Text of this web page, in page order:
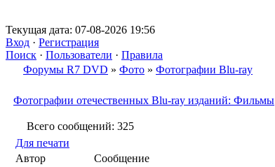
Текущая дата: 07-08-2026 19:56
Вход · Регистрация
Поиск · Пользователи · Правила
Форумы R7 DVD » Фото » Фотографии Blu-ray
Фотографии отечественных Blu-ray изданий: Фильмы
Всего сообщений: 325
Для печати
Автор
Сообщение